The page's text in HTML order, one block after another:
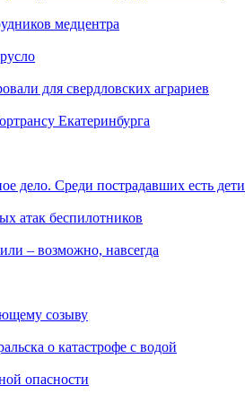
медцентра
для свердловских аграриев
Екатеринбурга
дело. Среди пострадавших есть дети
атак беспилотников
– возможно, навсегда
созыву
о катастрофе с водой
опасности